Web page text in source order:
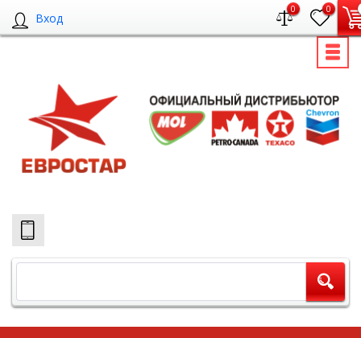
Вход
0 0